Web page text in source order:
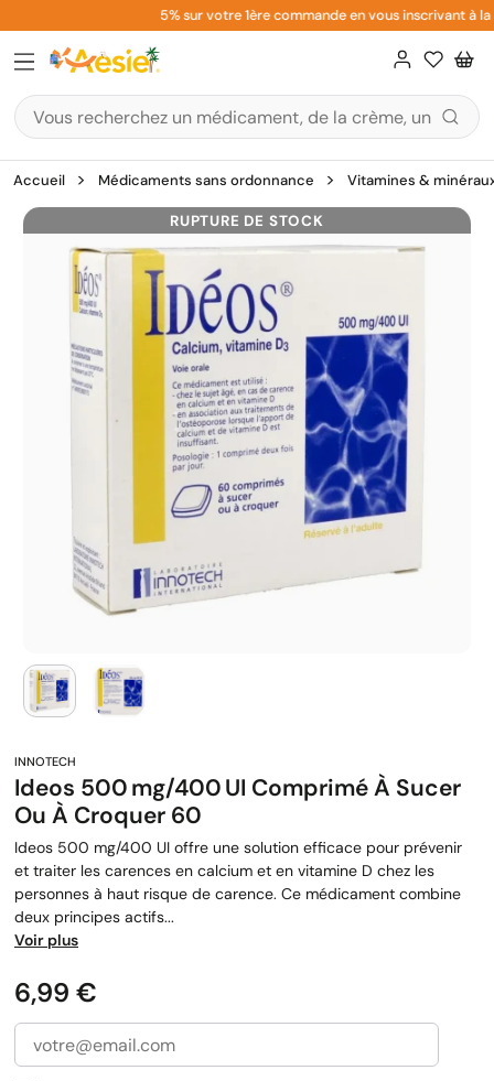
au
contenu
5% sur votre 1ère commande en vous inscrivant à la
Accueil Médicaments sans ordonnance Vitamines &
RUPTURE DE STOCK
Ideos 500 Mg/400 UI Comprimé À Sucer
Ou À Croquer 60
Ideos 500 mg/400 UI offre une solution efficace pour prévenir
et traiter les carences en calcium et en vitamine D chez les
personnes à haut risque de carence. Ce médicament combine
deux principes actifs...
Voir plus
Prix
6,99 €